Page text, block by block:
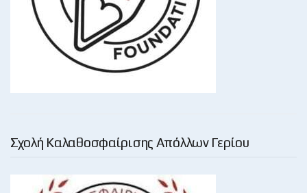
Σχολή Καλαθοσφαίρισης Απόλλων Γερίου